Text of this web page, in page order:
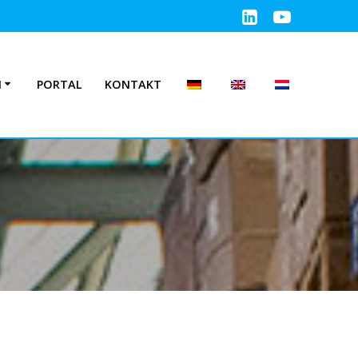
PORTAL KONTAKT